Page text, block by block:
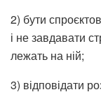
2) бути
і не завдавати
лежать на ній;
3) відповідати